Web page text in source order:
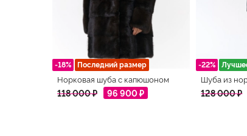
-18% Последний размер
Норковая шуба с капюшоном
118 000 ₽ 96 900 ₽
-22%
Шуба из
128 000 ₽